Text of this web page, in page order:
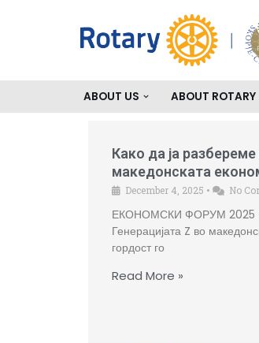
ABOUT US ABOUT ROTARY
Како да ја
македонската
December 4, 2025 • No
ЕКОНОМСКИ ФОРУМ 2025 –
Генерацијата Z во
гордост го
Read More »